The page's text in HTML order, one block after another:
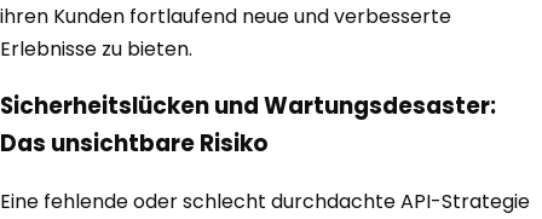
ihren Kunden fortlaufend neue und verbesserte
Erlebnisse zu bieten.
Sicherheitslücken und Wartungsdesaster:
Das unsichtbare Risiko
Eine fehlende oder schlecht durchdachte API-Strategie